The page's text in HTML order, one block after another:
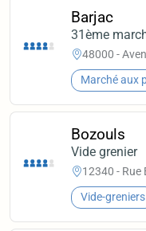
Barjac
31ème
48000 -
Marché aux
Bozouls
Vide grenier
12340 - Rue
Vide-greniers